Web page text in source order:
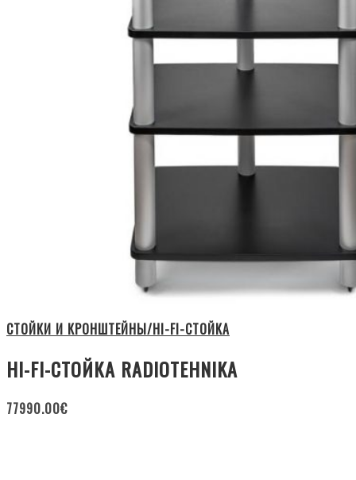
СТОЙКИ И КРОНШТЕЙНЫ/HI-FI-СТОЙКА
HI-FI-СТОЙКА RADIOTEHNIKA
77990.00€